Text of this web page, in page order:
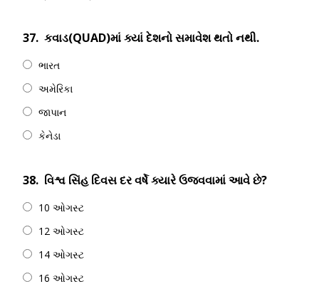
37. કવાડ(QUAD)માં ક્યાં દેશનો સમાવેશ થતો નથી.
ભારત
અમેરિકા
જાપાન
કેનેડા
38. વિશ્વ સિંહ દિવસ દર વર્ષે ક્યારે ઉજવવામાં આવે છે?
10 ઓગસ્ટ
12 ઓગસ્ટ
14 ઓગસ્ટ
16 ઓગસ્ટ